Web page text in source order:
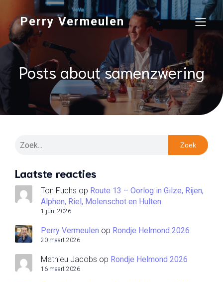
Perry Vermeulen
Posts about samenzwering
Zoek
Laatste reacties
Ton Fuchs op Route 13 – Oorlog in Gilze, Rijen,
Alphen, Riel, Molenschot en Hulten
1 juni 2026
Perry Vermeulen op Rondje Helmond 2026
20 maart 2026
Mathieu Jacobs op Rondje Helmond 2026
16 maart 2026